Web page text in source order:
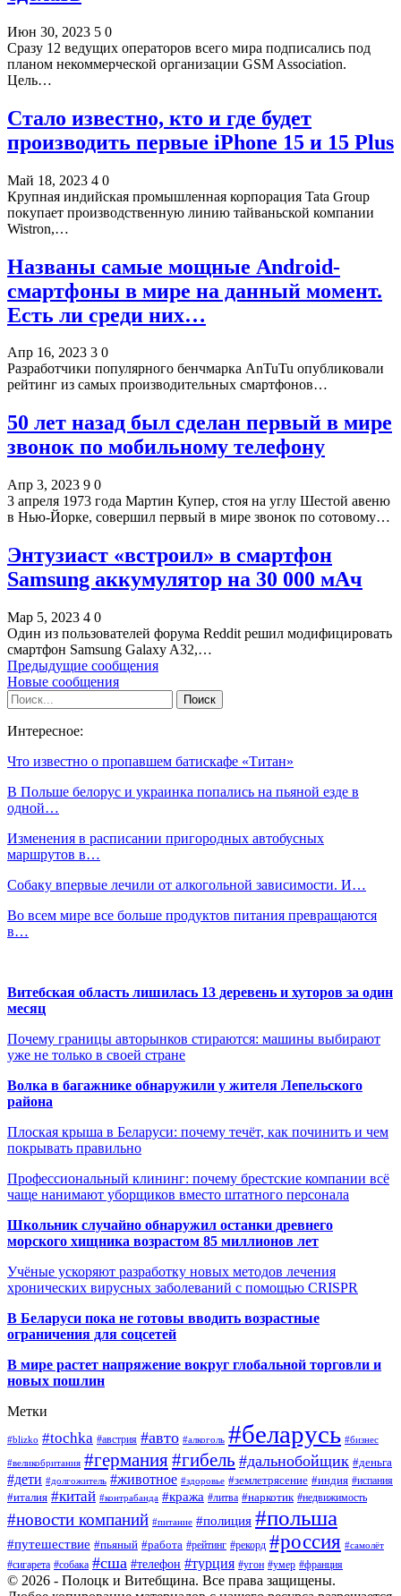
Июн 30, 2023 5 0
Сразу 12 ведущих операторов всего мира подписались под
планом некоммерческой организации GSM Association.
Цель…
Стало известно, кто и где будет
производить первые iPhone 15 и 15 Plus
Май 18, 2023 4 0
Крупная индийская промышленная корпорация Tata Group
покупает производственную линию тайваньской компании
Wistron,…
Названы самые мощные Android-
смартфоны в мире на данный момент.
Есть ли среди них…
Апр 16, 2023 3 0
Разработчики популярного бенчмарка AnTuTu опубликовали
рейтинг из самых производительных смартфонов…
50 лет назад был сделан первый в мире
звонок по мобильному телефону
Апр 3, 2023 9 0
3 апреля 1973 года Мартин Купер, стоя на углу Шестой авеню
в Нью-Йорке, совершил первый в мире звонок по сотовому…
Энтузиаст «встроил» в смартфон
Samsung аккумулятор на 30 000 мАч
Мар 5, 2023 4 0
Один из пользователей форума Reddit решил модифицировать
смартфон Samsung Galaxy A32,…
Предыдущие сообщения
Новые сообщения
Интересное:
Что известно о пропавшем батискафе «Титан»
В Польше белорус и украинка попались на пьяной езде в
одной…
Изменения в расписании пригородных автобусных
маршрутов в…
Собаку впервые лечили от алкогольной зависимости. И…
Во всем мире все больше продуктов питания превращаются
в…
Витебская область лишилась 13 деревень и хуторов за один
месяц
Почему границы авторынков стираются: машины выбирают
уже не только в своей стране
Волка в багажнике обнаружили у жителя Лепельского
района
Плоская крыша в Беларуси: почему течёт, как починить и чем
покрывать правильно
Профессиональный клининг: почему брестские компании всё
чаще нанимают уборщиков вместо штатного персонала
Школьник случайно обнаружил останки древнего
морского хищника возрастом 85 миллионов лет
Учёные ускоряют разработку новых методов лечения
хронических вирусных заболеваний с помощью CRISPR
В Беларуси пока не готовы вводить возрастные
ограничения для соцсетей
В мире растет напряжение вокруг глобальной торговли и
новых пошлин
Метки
#blizko #tochka #австрия #авто #алкоголь #беларусь #бизнес
#великобритания #германия#гибель #дальнобойщик #деньга
#дети #долгожитель #животное #здоровье #землетрясение #индия #испания
#италия #китай #контрабанда #кража #литва #наркотик #недвижимость
#новости компаний #питание #полиция #польша
#путешествие #пьяный #работа #рейтинг #рекорд #россия #самолёт
#сигарета #собака #сша #телефон #турция #угон #умер #франция
© 2026 - Полоцк и Витебщина. Все права защищены.